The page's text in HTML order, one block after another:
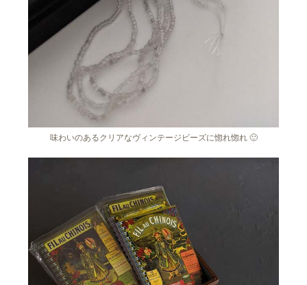
味わいのあるクリアなヴィンテージビーズに惚れ惚れ 🙂